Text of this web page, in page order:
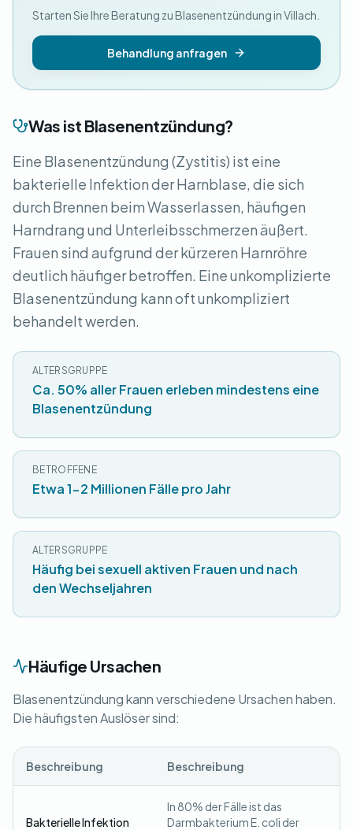
Was ist Blasenentzündung?
Eine Blasenentzündung (Zystitis) ist eine
bakterielle Infektion der Harnblase, die sich
durch Brennen beim Wasserlassen, häufigen
Harndrang und Unterleibsschmerzen äußert.
Frauen sind aufgrund der kürzeren Harnröhre
deutlich häufiger betroffen. Eine unkomplizierte
Blasenentzündung kann oft unkompliziert
behandelt werden.
ALTERSGRUPPE
Ca. 50% aller Frauen erleben mindestens eine
Blasenentzündung
BETROFFENE
Etwa 1-2 Millionen Fälle pro Jahr
ALTERSGRUPPE
Häufig bei sexuell aktiven Frauen und nach
den Wechseljahren
Häufige Ursachen
Blasenentzündung kann verschiedene Ursachen haben.
Die häufigsten Auslöser sind:
Beschreibung Beschreibung
Bakterielle Infektion
In 80% der Fälle ist das
Darmbakterium E. coli der
Starten Sie Ihre Beratung zu Blasenentzündung in Villach.
Behandlung anfragen